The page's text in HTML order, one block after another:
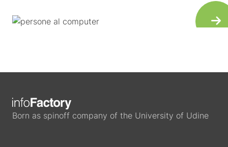
Born as spinoff company of the University of Udine